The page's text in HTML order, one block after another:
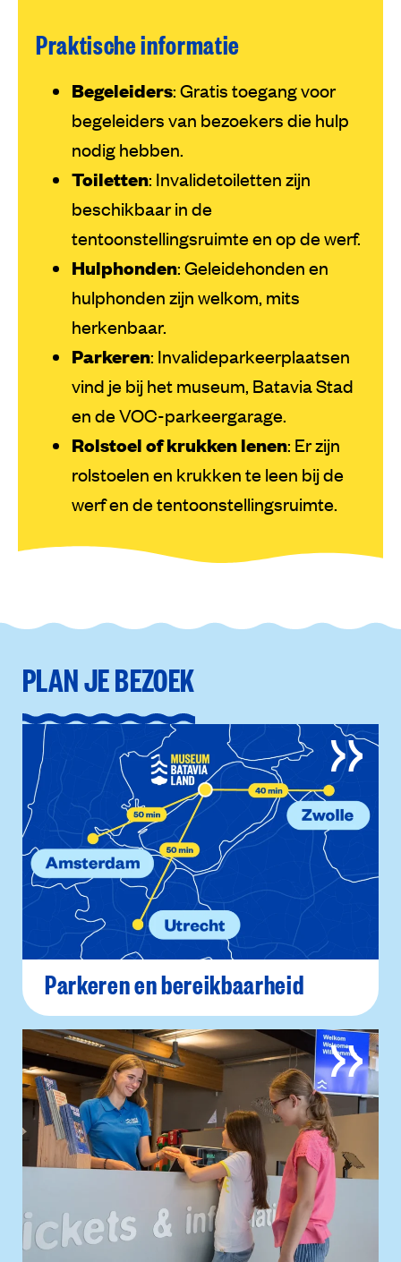
Praktische informatie
Begeleiders: Gratis toegang voor
begeleiders van bezoekers die hulp
nodig hebben.
Toiletten: Invalidetoiletten zijn
beschikbaar in de
tentoonstellingsruimte en op de werf.
Hulphonden: Geleidehonden en
hulphonden zijn welkom, mits
herkenbaar.
Parkeren: Invalideparkeerplaatsen
vind je bij het museum, Batavia Stad
en de VOC-parkeergarage.
Rolstoel of krukken lenen: Er zijn
rolstoelen en krukken te leen bij de
werf en de tentoonstellingsruimte.
PLAN JE BEZOEK
Parkeren en bereikbaarheid